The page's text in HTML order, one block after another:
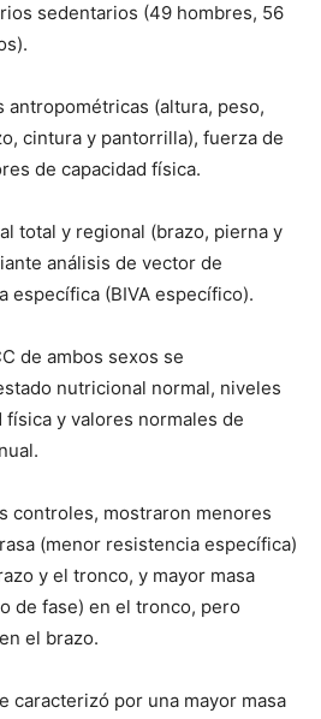
sedentarios (49 hombres, 56
antropométricas (altura, peso,
cintura y pantorrilla), fuerza de
de capacidad física.
total y regional (brazo, pierna y
análisis de vector de
específica (BIVA específico).
de ambos sexos se
nutricional normal, niveles
física y valores normales de
controles, mostraron menores
(menor resistencia específica)
y el tronco, y mayor masa
de fase) en el tronco, pero
el brazo.
caracterizó por una mayor masa